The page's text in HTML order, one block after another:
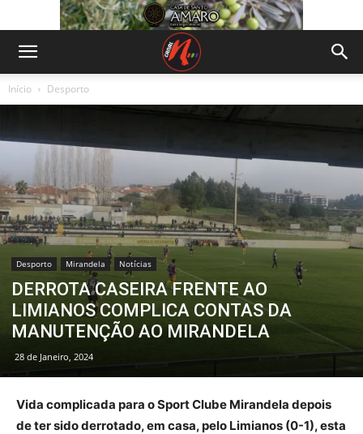
Início Desporto
Desporto Mirandela Notícias
DERROTA CASEIRA FRENTE AO
LIMIANOS COMPLICA CONTAS DA
MANUTENÇÃO AO MIRANDELA
28 de Janeiro, 2024
Vida complicada para o Sport Clube Mirandela depois
de ter sido derrotado, em casa, pelo Limianos (0-1), esta